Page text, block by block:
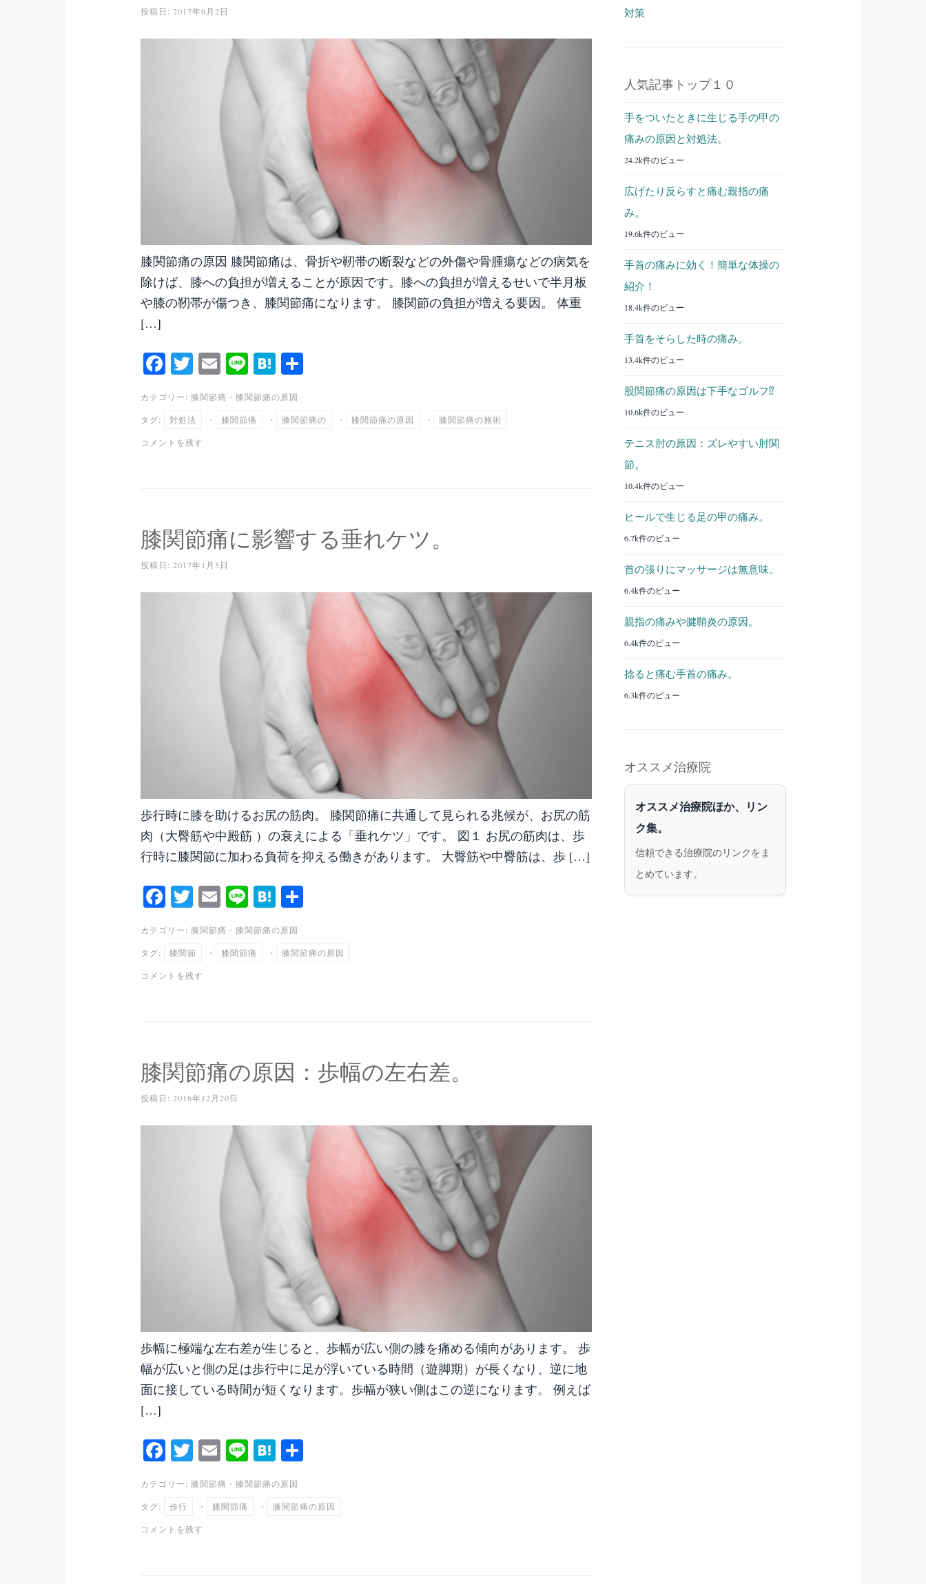
投稿日: 2017年6月2日
膝関節痛の原因 膝関節痛は、骨折や靭帯の断裂などの外傷や骨腫瘍などの病気を
除けば、膝への負担が増えることが原因です。膝への負担が増えるせいで半月板
や膝の靭帯が傷つき、膝関節痛になります。 膝関節の負担が増える要因。 体重
[…]
Fa
ce
bo
ok
T
wi
tte
r
E
m
ail
Li
ne
H
at
en
a
共
カテゴリー: 膝関節痛 ・ 膝関節痛の原因
タグ: 対処法 ・ 膝関節痛 ・ 膝関節痛の ・ 膝関節痛の原因 ・ 膝関節痛の施術
コメントを残す
膝関節痛に影響する垂れケツ。
投稿日: 2017年1月5日
歩行時に膝を助けるお尻の筋肉。 膝関節痛に共通して見られる兆候が、お尻の筋
肉（大臀筋や中殿筋 ）の衰えによる「垂れケツ」です。 図１ お尻の筋肉は、歩
行時に膝関節に加わる負荷を抑える働きがあります。 大臀筋や中臀筋は、歩 […]
Fa
ce
bo
ok
T
wi
tte
r
E
m
ail
Li
ne
H
at
en
a
共
カテゴリー: 膝関節痛 ・ 膝関節痛の原因
タグ: 膝関節 ・ 膝関節痛 ・ 膝関節痛の原因
コメントを残す
膝関節痛の原因：歩幅の左右差。
投稿日: 2016年12月20日
歩幅に極端な左右差が生じると、歩幅が広い側の膝を痛める傾向があります。 歩
幅が広いと側の足は歩行中に足が浮いている時間（遊脚期）が長くなり、逆に地
面に接している時間が短くなります。歩幅が狭い側はこの逆になります。 例えば
[…]
Fa
ce
bo
ok
T
wi
tte
E
m
ail
Li
ne
H
at
en
a
共
カテゴリー: 膝関節痛 ・ 膝関節痛の原因
タグ: 歩行 ・ 膝関節痛 ・ 膝関節痛の原因
コメントを残す
対策
人気記事トップ１０
手をついたときに生じる手の甲の
痛みの原因と対処法。
24.2k件のビュー
広げたり反らすと痛む親指の痛
み。
19.6k件のビュー
手首の痛みに効く！簡単な体操の
紹介！
18.4k件のビュー
手首をそらした時の痛み。
13.4k件のビュー
股関節痛の原因は下手なゴルフ⁉︎
10.6k件のビュー
テニス肘の原因：ズレやすい肘関
節。
10.4k件のビュー
ヒールで生じる足の甲の痛み。
6.7k件のビュー
首の張りにマッサージは無意味。
6.4k件のビュー
親指の痛みや腱鞘炎の原因。
6.4k件のビュー
捻ると痛む手首の痛み。
6.3k件のビュー
オススメ治療院
オススメ治療院ほか、リン
ク集。
信頼できる治療院のリンクをま
とめています。